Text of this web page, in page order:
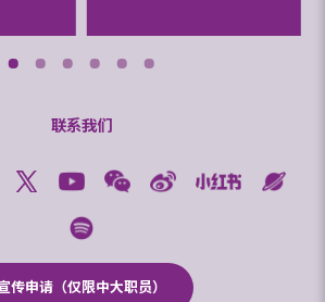
联系我们
传申请（仅限中大职员）